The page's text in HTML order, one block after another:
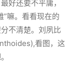
好还要不平庸，
”嘛。看看现在的
不清楚。刘夙比
看图，这